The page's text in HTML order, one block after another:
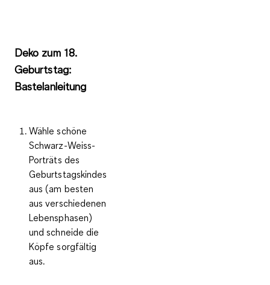
Deko zum 18.
Geburtstag:
Bastelanleitung
Wähle schöne
Schwarz-Weiss-
Porträts des
Geburtstagskindes
aus (am besten
aus verschiedenen
Lebensphasen)
und schneide die
Köpfe sorgfältig
aus.